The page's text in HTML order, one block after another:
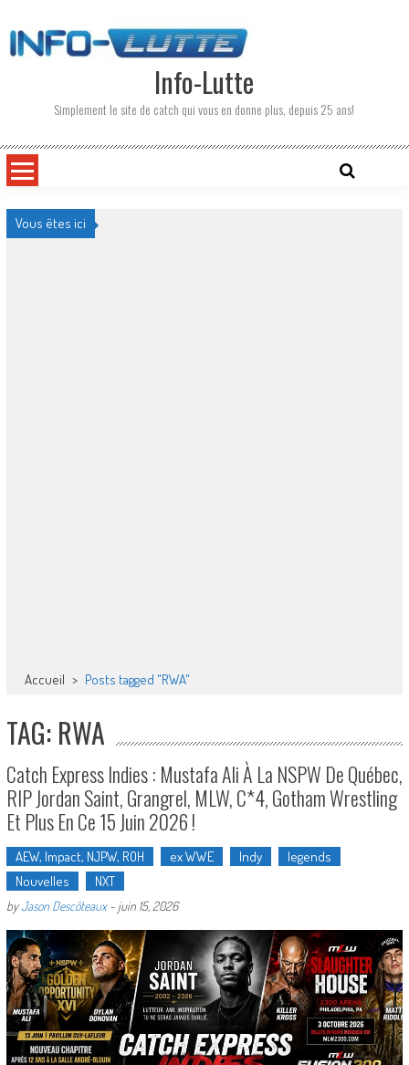
to
content
Info-Lutte
Simplement le site de catch qui vous en donne plus, depuis 25 ans!
Vous êtes ici
Accueil > Posts tagged "RWA"
TAG: RWA
Catch Express Indies : Mustafa Ali À La NSPW De Québec,
RIP Jordan Saint, Grangrel, MLW, C*4, Gotham Wrestling
Et Plus En Ce 15 Juin 2026 !
AEW, Impact, NJPW, ROH ex WWE Indy
legends
Nouvelles
NXT
byJason Descôteaux- juin 15, 2026